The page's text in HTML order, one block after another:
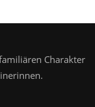
Charakter